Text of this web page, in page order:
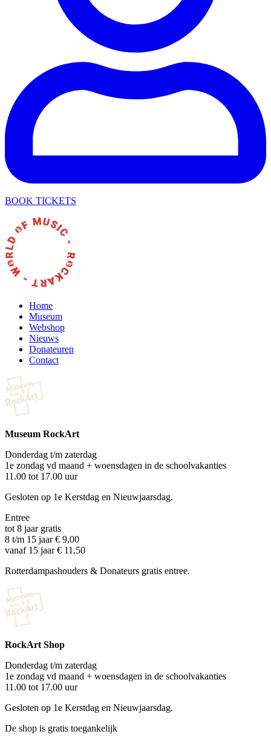
BOOK TICKETS
Home
Museum
Webshop
Nieuws
Donateuren
Contact
Museum RockArt
Donderdag t/m zaterdag
1e zondag vd maand + woensdagen in de schoolvakanties
11.00 tot 17.00 uur
Gesloten op 1e Kerstdag en Nieuwjaarsdag.
Entree
tot 8 jaar gratis
8 t/m 15 jaar € 9,00
vanaf 15 jaar € 11,50
Rotterdampashouders & Donateurs gratis entree.
RockArt Shop
Donderdag t/m zaterdag
1e zondag vd maand + woensdagen in de schoolvakanties
11.00 tot 17.00 uur
Gesloten op 1e Kerstdag en Nieuwjaarsdag.
De shop is gratis toegankelijk